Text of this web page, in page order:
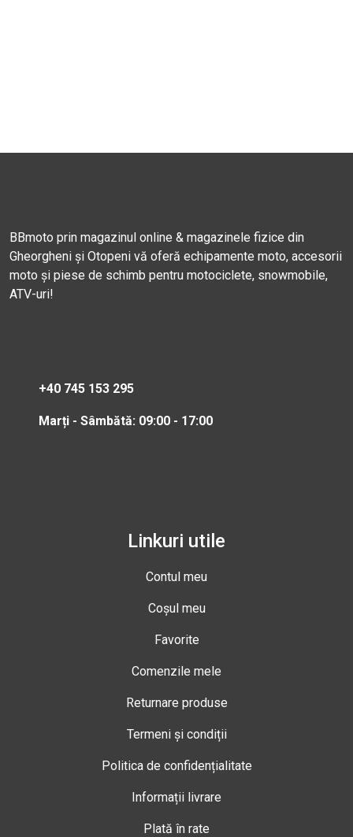
BBmoto prin magazinul online & magazinele fizice din
Gheorgheni și Otopeni vă oferă echipamente moto, accesorii
moto și piese de schimb pentru motociclete, snowmobile,
ATV-uri!
+40 745 153 295
Marți - Sâmbătă: 09:00 - 17:00
Linkuri utile
Contul meu
Coșul meu
Favorite
Comenzile mele
Returnare produse
Termeni și condiții
Politica de confidențialitate
Informații livrare
Plată în rate